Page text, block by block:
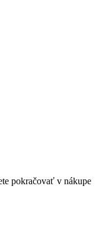
pokračovať v nákupe